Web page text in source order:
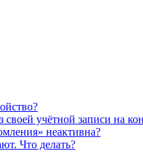
своей учётной записи на
неактивна?
Что делать?